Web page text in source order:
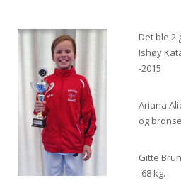
Det ble 2
Ishøy
-2015
Ariana
og
Gitte
-68 kg.